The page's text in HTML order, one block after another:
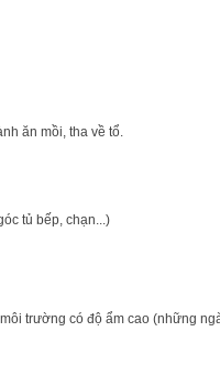
ăn mồi, tha về tổ.
tủ bếp, chạn...)
trường có độ ẩm cao (những